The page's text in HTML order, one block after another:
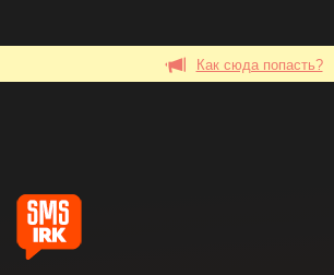
Как сюда попасть?